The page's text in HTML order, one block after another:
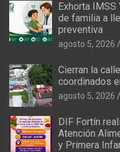
Exhorta IMSS
de familia a
preventiva
agosto 5, 2026
Cierran la
coordinados
agosto 5, 2026
DIF Fortín
Atención
y Primera